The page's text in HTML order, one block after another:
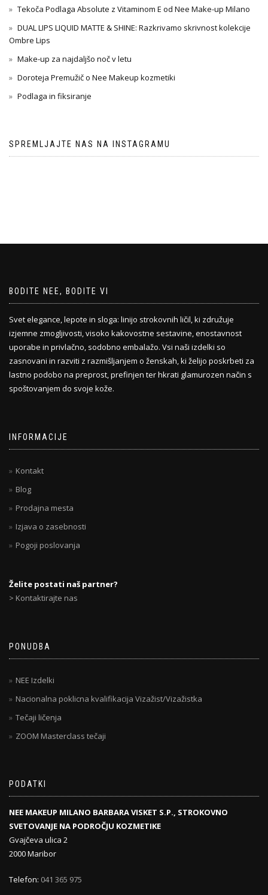
Tekoča Podlaga Absolute z Vitaminom E od Nee Make-up Milano
DUAL LIPS LIQUID MATTE & SHINE: Razkrivamo skrivnost kolekcije
Ombre Lips
Make-up za najdaljšo noč v letu
Doroteja Premužič o Nee Makeup kozmetiki
Podlaga in fiksiranje
SPREMLJAJTE NAS NA INSTAGRAMU
BODITE NEE, BODITE VI
Svet elegance, lepote in sloga: linijo strokovnih ličil, ki združuje
izjemne zmogljivosti, visoko kakovostne sestavine, enostavnost
uporabe in privlačno, sodobno embalažo. Vsi naši izdelki so
zasnovani in razviti z razmišljanjem o ženskah, ki želijo poskrbeti za
lastno podobo na preprost, prefinjen ter hkrati glamurozen način s
spoštovanjem do svoje kože.
INFORMACIJE
Kontakt
Blog
Prodajna mesta
Izjava o zasebnosti
Pogoji poslovanja
Želite postati naš partner?
> Kontaktirajte nas
PONUDBA
NEE Izdelki
Nacionalna poklicna kvalifikacija Vizažist/Vizažistka
Tečaji ličenja
ZOOM Masterclass tečaji
PODATKI
NEE MAKEUP MILANO BARBARA VISKET S.P., STROKOVNO
SVETOVANJE NA PODROČJU KOZMETIKE
Gvajčeva ulica 2
2000 Maribor
Telefon: 041 365 975